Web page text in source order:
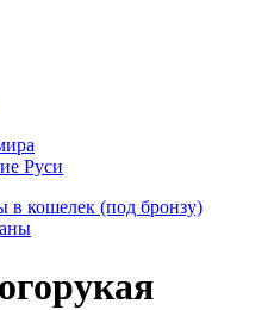
Руси
в кошелек (под бронзу)